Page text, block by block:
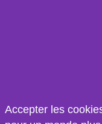
Accepter les
en mesure de